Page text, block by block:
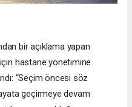
bir açıklama yapan
hastane yönetimine
“Seçim öncesi söz
geçirmeye devam